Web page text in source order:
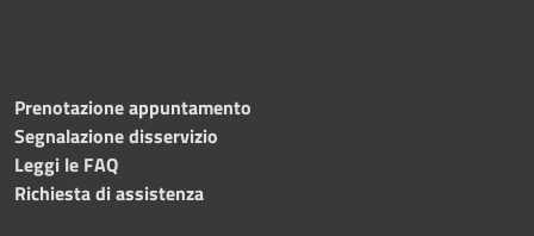
Prenotazione appuntamento
Segnalazione disservizio
Leggi le FAQ
Richiesta di assistenza